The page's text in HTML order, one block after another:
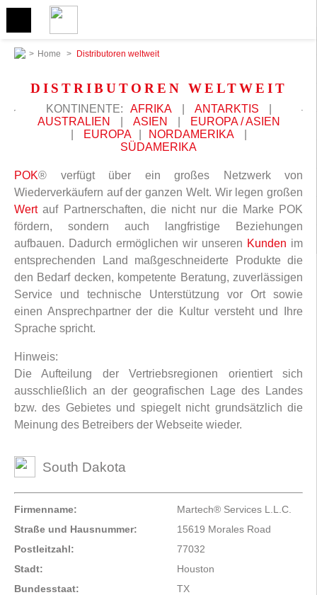
> Home > Distributoren weltweit
DISTRIBUTOREN WELTWEIT
KONTINENTE: AFRIKA ANTARKTIS
AUSTRALIEN
ASIEN
EUROPA / ASIEN
EUROPA NORDAMERIKA
SÜDAMERIKA
POK® verfügt über ein großes Netzwerk von
Wiederverkäufern auf der ganzen Welt. Wir legen großen
Wertauf Partnerschaften, die nicht nur die Marke POK
fördern, sondern auch langfristige Beziehungen
aufbauen. Dadurch ermöglichen wir unseren Kunden im
entsprechenden Land maßgeschneiderte Produkte die
den Bedarf decken, kompetente Beratung, zuverlässigen
Service und technische Unterstützung vor Ort sowie
einen Ansprechpartner der die Kultur versteht und Ihre
Sprache spricht.
Hinweis:
Die Aufteilung der Vertriebsregionen orientiert sich
ausschließlich an der geografischen Lage des Landes
bzw. des Gebietes und spiegelt nicht grundsätzlich die
Meinung des Betreibers der Webseite wieder.
South Dakota
Firmenname:
Martech® Services L.L.C.
Straße und Hausnummer:
15619 Morales Road
Postleitzahl:
77032
Stadt:
Houston
Bundesstaat:
TX